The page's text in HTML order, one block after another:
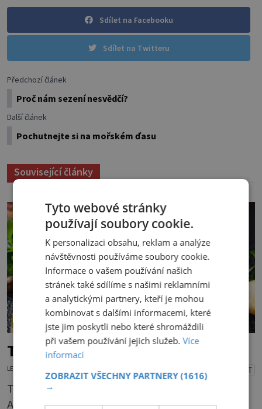
Sdílet na Facebooku
Sdílet na Twitteru
Předchozí článek
Proč nám sezení nesvědčí?
Další článek
Pochutnejte si na mořském ďasu
Související články
Ty nejlepší brambory na světě
LENKA KORANDOVÁ PŘEHRÁT
Také si myslíte, že uvařit brambory umí každý?
Asi ano, ale aby byly opravdu lahodné, hodí se
Tyto webové stránky
používají soubory cookie.
K personalizaci obsahu, reklam a analýze
návštěvnosti používáme soubory cookie.
Informace o vašem používání našich
stránek také sdílíme s našimi reklamními
a analytickými partnery, kteří je mohou
kombinovat s dalšími informacemi, které
jste jim poskytli nebo které shromáždili
při vašem používání jejich služeb.Více
informací
ZOBRAZIT VŠECHNY PARTNERY(1616)
→